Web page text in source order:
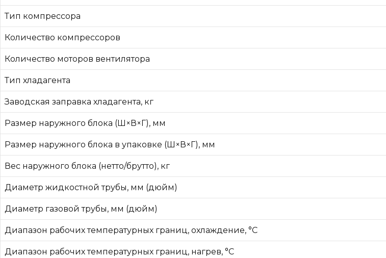
Тип компрессора
Количество компрессоров
Количество моторов вентилятора
Тип хладагента
Заводская заправка хладагента, кг
Размер наружного блока (Ш×В×Г), мм
Размер наружного блока в упаковке (Ш×В×Г), мм
Вес наружного блока (нетто/брутто), кг
Диаметр жидкостной трубы, мм (дюйм)
Диаметр газовой трубы, мм (дюйм)
Диапазон рабочих температурных границ, охлаждение, °C
Диапазон рабочих температурных границ, нагрев, °C